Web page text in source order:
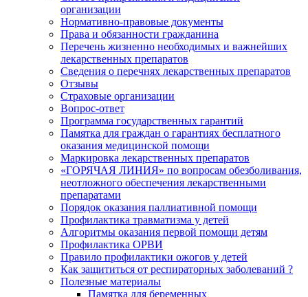
организации
Нормативно-правовые документы
Права и обязанности гражданина
Перечень жизненно необходимых и важнейших
лекарственных препаратов
Сведения о перечнях лекарственных препаратов
Отзывы
Страховые организации
Вопрос-ответ
Программа государственных гарантий
Памятка для граждан о гарантиях бесплатного
оказания медицинской помощи
Маркировка лекарственных препаратов
«ГОРЯЧАЯ ЛИНИЯ» по вопросам обезболивания,
неотложного обеспечения лекарственными
препаратами
Порядок оказания паллиативной помощи
Профилактика травматизма у детей
Алгоритмы оказания первой помощи детям
Профилактика ОРВИ
Правило профилактики ожогов у детей
Как защититься от респираторных заболеваний ?
Полезные материалы
Памятка для беременных